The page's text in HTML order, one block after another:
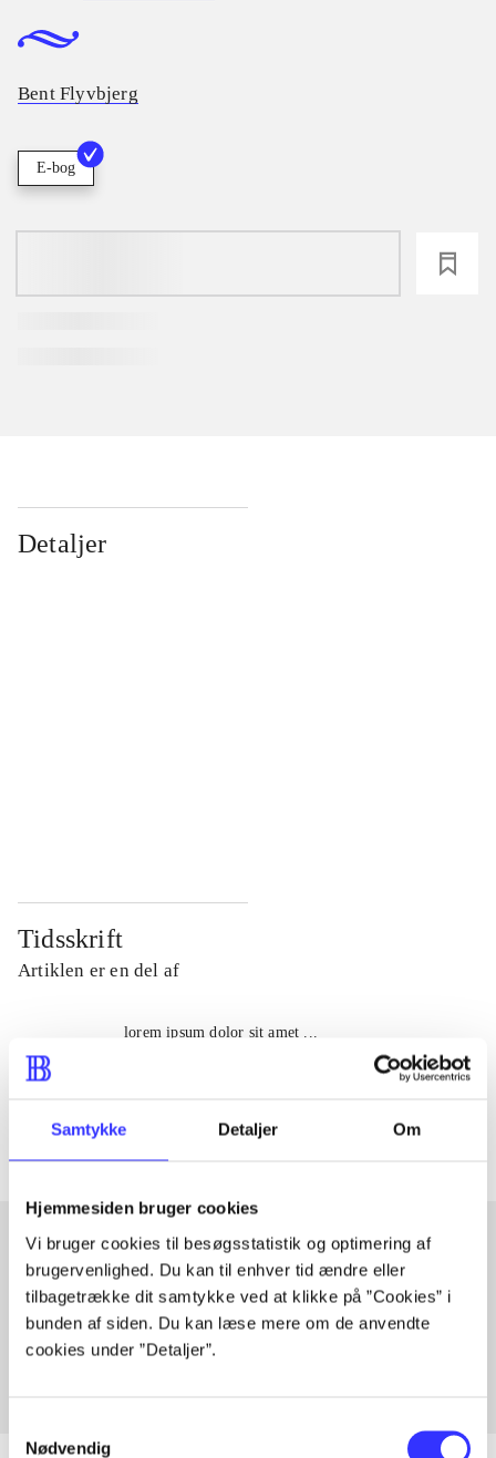
Samtykke Detaljer Om
Hjemmesiden bruger cookies
Vi bruger cookies til besøgsstatistik og optimering af
brugervenlighed. Du kan til enhver tid ændre eller
tilbagetrække dit samtykke ved at klikke på ”Cookies” i
bunden af siden. Du kan læse mere om de anvendte
cookies under ”Detaljer”.
Nødvendig
Bent Flyvbjerg
E-bog
Detaljer
Tidsskrift
Artiklen er en del af
lorem ipsum dolor sit amet ...
Artikler med samme emner
Fra